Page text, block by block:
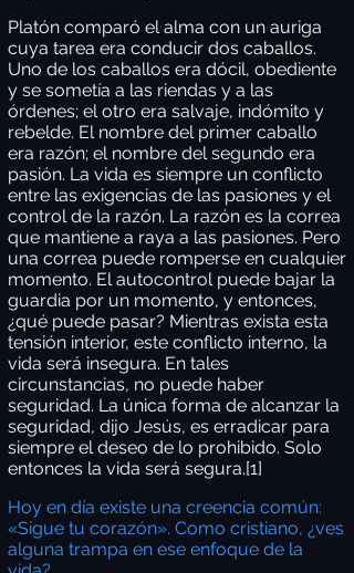
Platón comparó el alma con un auriga
cuya tarea era conducir dos caballos.
Uno de los caballos era dócil, obediente
y se sometía a las riendas y a las
órdenes; el otro era salvaje, indómito y
rebelde. El nombre del primer caballo
era razón; el nombre del segundo era
pasión. La vida es siempre un conflicto
entre las exigencias de las pasiones y el
control de la razón. La razón es la correa
que mantiene a raya a las pasiones. Pero
una correa puede romperse en cualquier
momento. El autocontrol puede bajar la
guardia por un momento, y entonces,
¿qué puede pasar? Mientras exista esta
tensión interior, este conflicto interno, la
vida será insegura. En tales
circunstancias, no puede haber
seguridad. La única forma de alcanzar la
seguridad, dijo Jesús, es erradicar para
siempre el deseo de lo prohibido. Solo
entonces la vida será segura.[1]
Hoy en día existe una creencia común:
«Sigue tu corazón». Como cristiano, ¿ves
alguna trampa en ese enfoque de la